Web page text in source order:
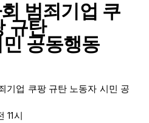
범죄기업 쿠
규탄
공동행동
기업 쿠팡 규탄 노동자 시민 공
11시